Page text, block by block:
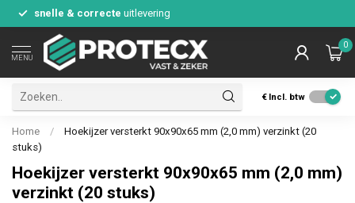
snelle & correcte uitlevering
MENU
0
€ Incl. btw
Home /
Hoekijzer versterkt 90x90x65 mm (2,0 mm) verzinkt (20
stuks)
Hoekijzer versterkt 90x90x65 mm (2,0 mm)
verzinkt (20 stuks)